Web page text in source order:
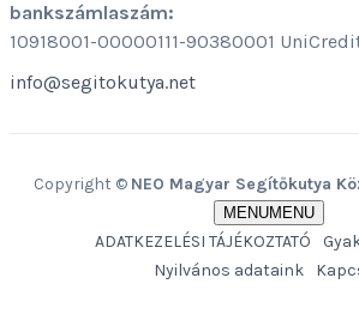
bankszámlaszám:
10918001-00000111-90380001
info@segitokutya.net
Copyright © NEO Magyar Segítőkutya
MENUMENU
ADATKEZELÉSI TÁJÉKOZTATÓ
Nyilvános adataink